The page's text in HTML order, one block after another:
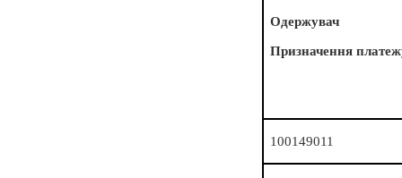
Одержувач
Призначення
100149011